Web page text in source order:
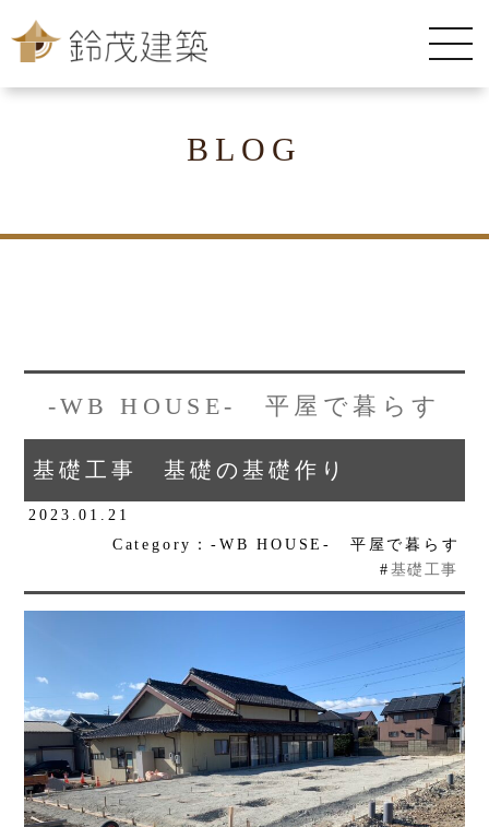
BLOG
-WB HOUSE- 平屋で暮らす
基礎工事 基礎の基礎作り
2023.01.21
Category：-WB HOUSE- 平屋で暮らす
# 基礎工事